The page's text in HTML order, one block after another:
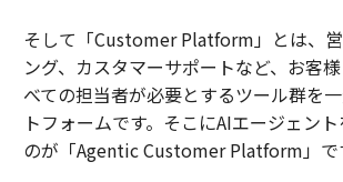
そして「Customer Platform」とは、
ング、カスタマーサポートなど、お客
べての担当者が必要とするツール群を
トフォームです。そこにAIエージェン
のが「Agentic Customer Platform」で